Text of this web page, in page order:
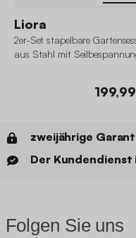
Liora
2er-Set stapelbare
aus Stahl mit
zweijährige
Der Kundendienst
Folgen Sie uns